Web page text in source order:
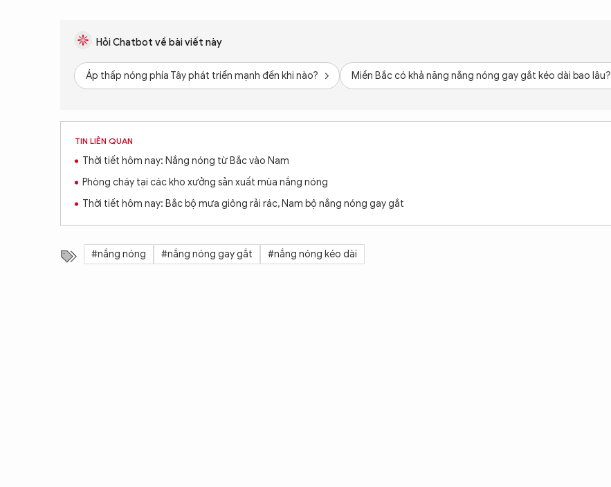
Hỏi Chatbot về bài viết này
Áp thấp nóng phía Tây phát triển mạnh đến khi nào? Miền Bắc có khả năng nắng nóng gay gắt kéo dài bao lâu?
TIN LIÊN QUAN
Thời tiết hôm nay: Nắng nóng từ Bắc vào Nam
Phòng cháy tại các kho xưởng sản xuất mùa nắng nóng
Thời tiết hôm nay: Bắc bộ mưa giông rải rác, Nam bộ nắng nóng gay gắt
#nắng nóng #nắng nóng gay gắt #nắng nóng kéo dài